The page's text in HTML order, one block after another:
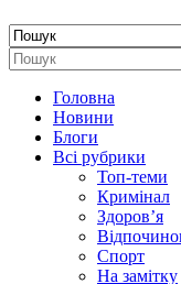
Головна
Новини
Блоги
Всі рубрики
Топ-теми
Кримінал
Здоров’я
Спорт
На замітку